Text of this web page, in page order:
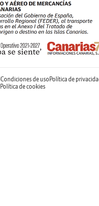
Condiciones de uso Política de
Política de cookies